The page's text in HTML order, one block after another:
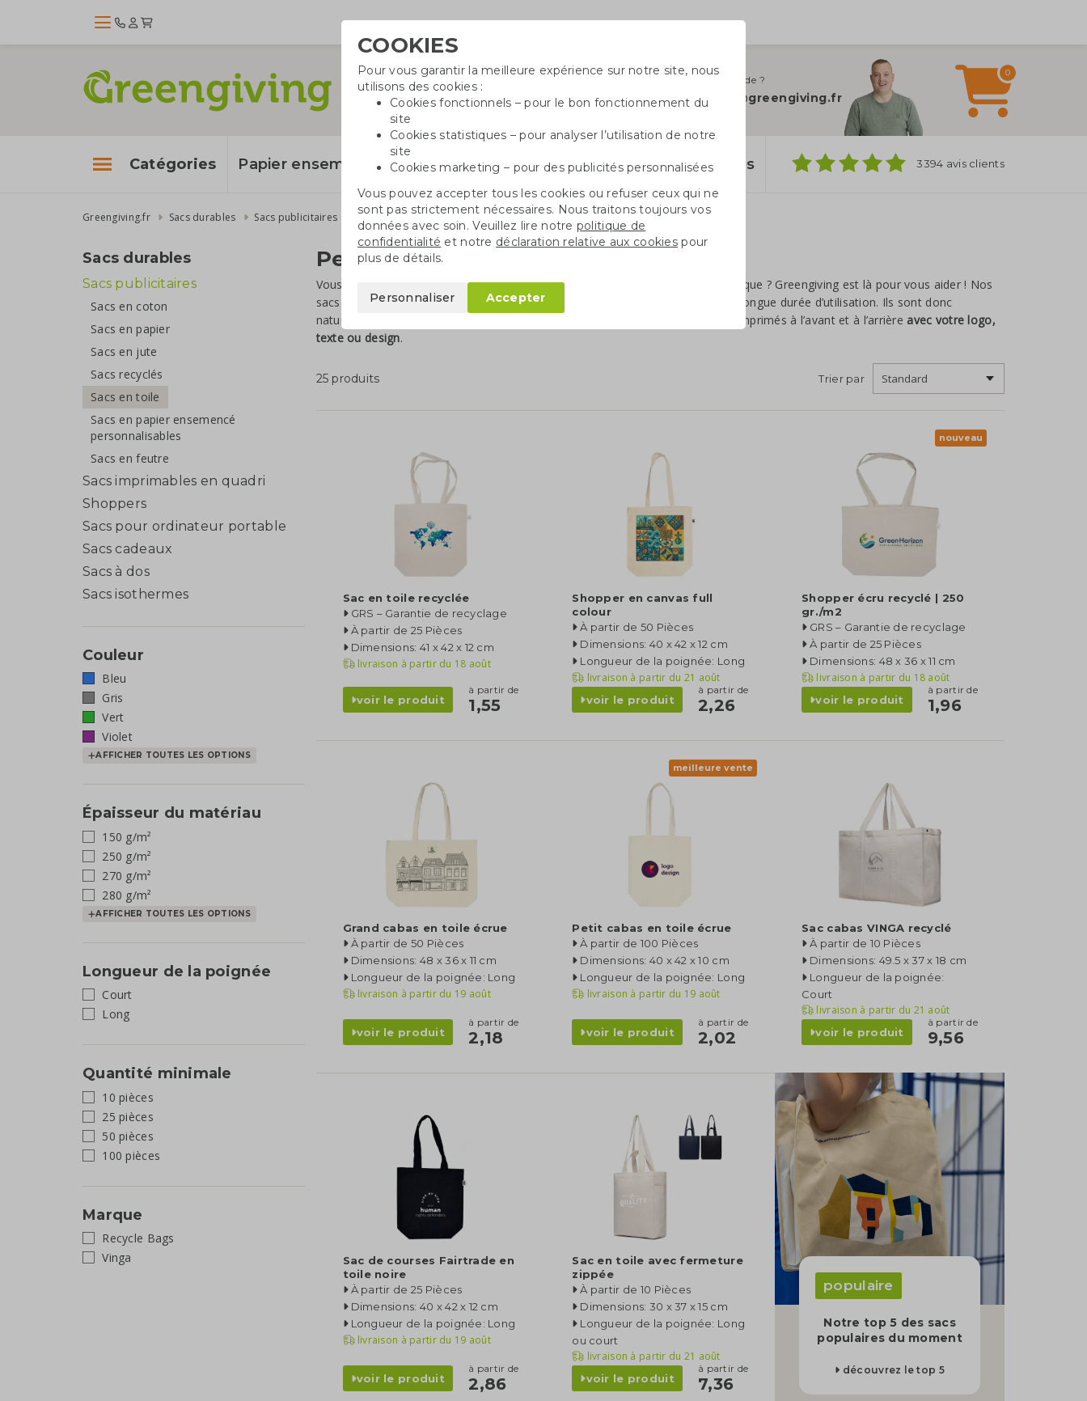
Besoin d’aide ?
info@greengiving.fr
0
Catégories Papier ensemencé Sacs en coton Sachets de graines Stylos 3394 avis clients
Greengiving.fr Sacs durables Sacs publicitaires Sacs en toile
Sacs durables
Sacs publicitaires
Sacs en coton
Sacs en papier
Sacs en jute
Sacs recyclés
Sacs en toile
Sacs en papier ensemencé
personnalisables
Sacs en feutre
Sacs imprimables en quadri
Shoppers
Sacs pour ordinateur portable
Sacs cadeaux
Sacs à dos
Sacs isothermes
Couleur
Bleu
Gris
Vert
Violet
AFFICHER TOUTES LES OPTIONS
Épaisseur du matériau
150 g/m²
250 g/m²
270 g/m²
280 g/m²
AFFICHER TOUTES LES OPTIONS
Longueur de la poignée
Court
Long
Quantité minimale
10 pièces
25 pièces
50 pièces
100 pièces
Marque
Recycle Bags
Vinga
Personnalisation de sacs en toile
Vous recherchez des sacs réutilisables et robustes pour promouvoir votre marque ? Greengiving est là pour vous aider ! Nos
sacs en toile sonttrès solides (souvent jusqu’à 380 g/m
), ce qui garantit une longue durée d’utilisation. Ils sont donc
naturellement
. Tous nos sacs en toile peuvent être imprimés à l’avant et à l’arrière avec votre logo,
texte ou design.
25 produits Trier par
Sac en toile recyclée
GRS – Garantie de recyclage
À partir de 25 Pièces
Dimensions: 41 x 42 x 12 cm
livraison à partir du 18 août
voir le produit
à partir de
1,55
Shopper en canvas full
colour
À partir de 50 Pièces
Dimensions: 40 x 42 x 12 cm
Longueur de la poignée: Long
livraison à partir du 21 août
voir le produit
à partir de
2,26
nouveau
Shopper écru recyclé | 250
gr./m2
GRS – Garantie de recyclage
À partir de 25 Pièces
Dimensions: 48 x 36 x 11 cm
livraison à partir du 18 août
voir le produit
à partir de
1,96
Grand cabas en toile écrue
À partir de 50 Pièces
Dimensions: 48 x 36 x 11 cm
Longueur de la poignée: Long
livraison à partir du 19 août
voir le produit
à partir de
2,18
meilleure vente
Petit cabas en toile écrue
À partir de 100 Pièces
Dimensions: 40 x 42 x 10 cm
Longueur de la poignée: Long
livraison à partir du 19 août
voir le produit
à partir de
2,02
Sac cabas VINGA recyclé
À partir de 10 Pièces
Dimensions: 49.5 x 37 x 18 cm
Longueur de la poignée:
Court
livraison à partir du 21 août
voir le produit
à partir de
9,56
Sac de courses Fairtrade en
toile noire
À partir de 25 Pièces
Dimensions: 40 x 42 x 12 cm
Longueur de la poignée: Long
livraison à partir du 19 août
voir le produit
à partir de
2,86
Sac en toile avec fermeture
zippée
À partir de 10 Pièces
Dimensions: 30 x 37 x 15 cm
Longueur de la poignée: Long
ou court
livraison à partir du 21 août
voir le produit
à partir de
7,36
populaire
Notre top 5 des sacs
populaires du moment
découvrez le top 5
COOKIES
Pour vous garantir la meilleure expérience sur notre site, nous
utilisons des cookies :
Cookies fonctionnels – pour le bon fonctionnement du
site
Cookies statistiques – pour analyser l’utilisation de notre
site
Cookies marketing – pour des publicités personnalisées
Vous pouvez accepter tous les cookies ou refuser ceux qui ne
sont pas strictement nécessaires. Nous traitons toujours vos
données avec soin. Veuillez lire notre politique de
confidentialité et notre déclaration relative aux cookiespour
plus de détails.
Personnaliser Accepter